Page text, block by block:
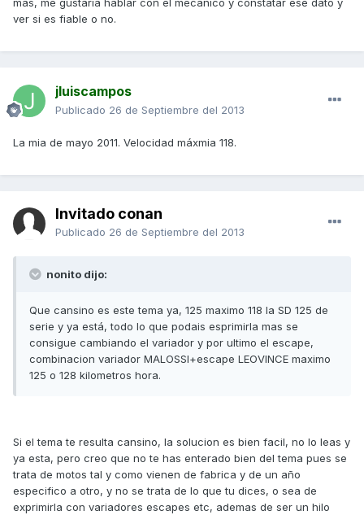
mas, me gustaria hablar con el mecanico y constatar ese dato y
ver si es fiable o no.
jluiscampos
Publicado 26 de Septiembre del 2013
La mia de mayo 2011. Velocidad máxmia 118.
Invitado conan
Publicado 26 de Septiembre del 2013
nonito dijo:
Que cansino es este tema ya, 125 maximo 118 la SD 125 de
serie y ya está, todo lo que podais esprimirla mas se
consigue cambiando el variador y por ultimo el escape,
combinacion variador MALOSSI+escape LEOVINCE maximo
125 o 128 kilometros hora.
Si el tema te resulta cansino, la solucion es bien facil, no lo leas y
ya esta, pero creo que no te has enterado bien del tema pues se
trata de motos tal y como vienen de fabrica y de un año
especifico a otro, y no se trata de lo que tu dices, o sea de
exprimirla con variadores escapes etc, ademas de ser un hilo